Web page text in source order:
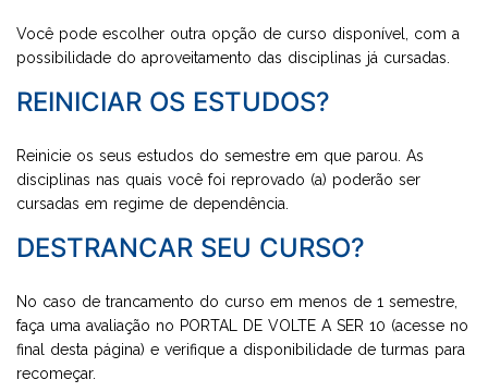
Você pode escolher outra opção de curso disponível, com a
possibilidade do aproveitamento das disciplinas já cursadas.
REINICIAR OS ESTUDOS?
Reinicie os seus estudos do semestre em que parou. As
disciplinas nas quais você foi reprovado (a) poderão ser
cursadas em regime de dependência.
DESTRANCAR SEU CURSO?
No caso de trancamento do curso em menos de 1 semestre,
faça uma avaliação no PORTAL DE VOLTE A SER 10 (acesse no
final desta página) e verifique a disponibilidade de turmas para
recomeçar.